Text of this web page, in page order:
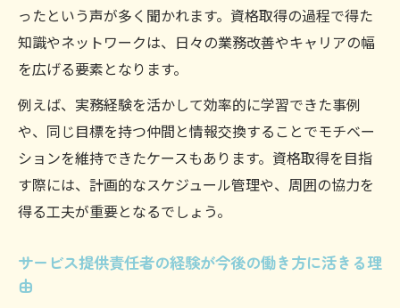
ったという声が多く聞かれます。資格取得の過程で得た
知識やネットワークは、日々の業務改善やキャリアの幅
を広げる要素となります。
例えば、実務経験を活かして効率的に学習できた事例
や、同じ目標を持つ仲間と情報交換することでモチベー
ションを維持できたケースもあります。資格取得を目指
す際には、計画的なスケジュール管理や、周囲の協力を
得る工夫が重要となるでしょう。
サービス提供責任者の経験が今後の働き方に活きる理
由